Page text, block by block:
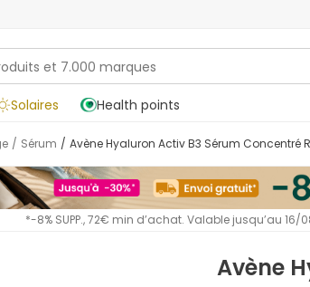
Solaires Health points
/ Sérum / Avène Hyaluron Activ B3 Sérum
*-8% SUPP., 72€ min d’achat. Valable jusqu’au 16/
Avène